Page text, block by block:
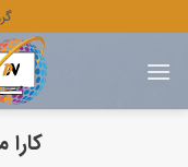
به
محتوا
کارا